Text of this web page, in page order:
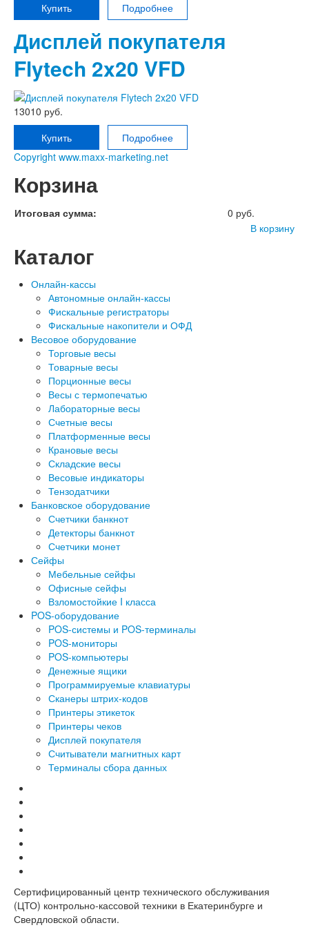
Купить
Подробнее
Дисплей покупателя
Flytech 2x20 VFD
13010 руб.
Купить
Подробнее
Copyright www.maxx-marketing.net
Корзина
Итоговая сумма:
0 руб.
В корзину
Каталог
Онлайн-кассы
Автономные онлайн-кассы
Фискальные регистраторы
Фискальные накопители и ОФД
Весовое оборудование
Торговые весы
Товарные весы
Порционные весы
Весы с термопечатью
Лабораторные весы
Счетные весы
Платформенные весы
Крановые весы
Складские весы
Весовые индикаторы
Тензодатчики
Банковское оборудование
Счетчики банкнот
Детекторы банкнот
Счетчики монет
Сейфы
Мебельные сейфы
Офисные сейфы
Взломостойкие I класса
POS-оборудование
POS-системы и POS-терминалы
POS-мониторы
POS-компьютеры
Денежные ящики
Программируемые клавиатуры
Сканеры штрих-кодов
Принтеры этикеток
Принтеры чеков
Дисплей покупателя
Считыватели магнитных карт
Терминалы сбора данных
Сертифицированный центр технического обслуживания
(ЦТО) контрольно-кассовой техники в Екатеринбурге и
Свердловской области.